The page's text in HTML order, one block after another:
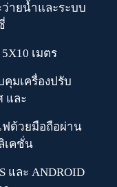
ว่ายน้ำและระบบ
เมตร
คุมเครื่องปรับ
และ
ฟด้วยมือถือผ่าน
เคชั่น
และ ANDROID